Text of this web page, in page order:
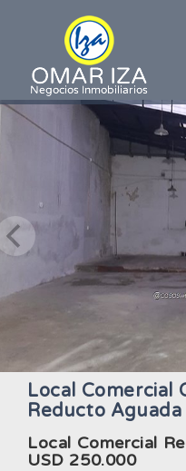
Local Comercial
Reducto Aguada
Local Comercial
USD 250.000